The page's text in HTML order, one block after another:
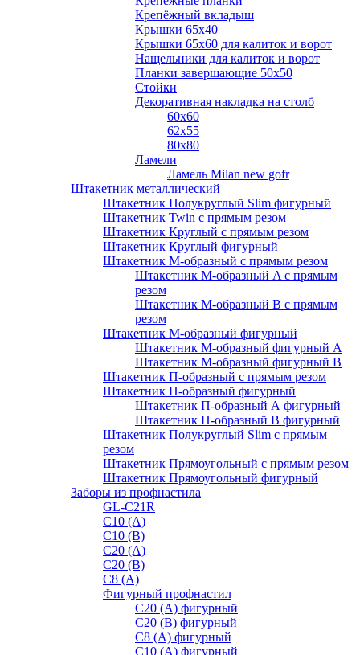
Крепёжный вкладыш
Крышки 65х40
Крышки 65х60 для калиток и ворот
Нащельники для калиток и ворот
Планки завершающие 50х50
Стойки
Декоративная накладка на столб
60х60
62х55
80х80
Ламели
Ламель Milan new gofr
Штакетник металлический
Штакетник Полукруглый Slim фигурный
Штакетник Twin с прямым резом
Штакетник Круглый с прямым резом
Штакетник Круглый фигурный
Штакетник М-образный с прямым резом
Штакетник М-образный A с прямым
резом
Штакетник М-образный B с прямым
резом
Штакетник М-образный фигурный
Штакетник М-образный фигурный A
Штакетник М-образный фигурный B
Штакетник П-образный с прямым резом
Штакетник П-образный фигурный
Штакетник П-образный А фигурный
Штакетник П-образный В фигурный
Штакетник Полукруглый Slim с прямым
резом
Штакетник Прямоугольный с прямым резом
Штакетник Прямоугольный фигурный
Заборы из профнастила
GL-С21R
С10 (A)
С10 (В)
С20 (А)
С20 (В)
С8 (A)
Фигурный профнастил
С20 (A) фигурный
С20 (В) фигурный
С8 (A) фигурный
С10 (A) фигурный